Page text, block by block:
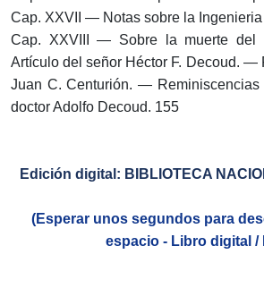
Cap. XXVII — Notas sobre la Ingenieria
Cap. XXVIII — Sobre la muerte del
Artículo del señor Héctor F. Decoud. —
Juan C. Centurión. — Reminiscencias
doctor Adolfo Decoud. 155
Edición digital: BIBLIOTECA
(Esperar unos segundos para
espacio - Libro digital /